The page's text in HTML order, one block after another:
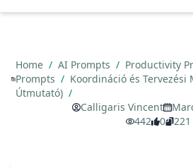
Home / AI Prompts / Productivity
Prompts / Koordináció és Tervezési
Útmutató) /
Calligaris Vincent
442
0 221